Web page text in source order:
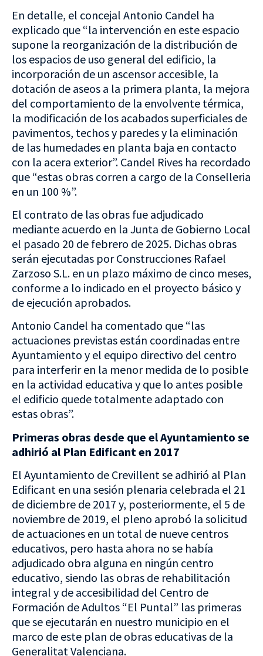
En detalle, el concejal Antonio Candel ha
explicado que “la intervención en este espacio
supone la reorganización de la distribución de
los espacios de uso general del edificio, la
incorporación de un ascensor accesible, la
dotación de aseos a la primera planta, la mejora
del comportamiento de la envolvente térmica,
la modificación de los acabados superficiales de
pavimentos, techos y paredes y la eliminación
de las humedades en planta baja en contacto
con la acera exterior”. Candel Rives ha recordado
que “estas obras corren a cargo de la Conselleria
en un 100 %”.
El contrato de las obras fue adjudicado
mediante acuerdo en la Junta de Gobierno Local
el pasado 20 de febrero de 2025. Dichas obras
serán ejecutadas por Construcciones Rafael
Zarzoso S.L. en un plazo máximo de cinco meses,
conforme a lo indicado en el proyecto básico y
de ejecución aprobados.
Antonio Candel ha comentado que “las
actuaciones previstas están coordinadas entre
Ayuntamiento y el equipo directivo del centro
para interferir en la menor medida de lo posible
en la actividad educativa y que lo antes posible
el edificio quede totalmente adaptado con
estas obras”.
Primeras obras desde que el Ayuntamiento se
adhirió al Plan Edificant en 2017
El Ayuntamiento de Crevillent se adhirió al Plan
Edificant en una sesión plenaria celebrada el 21
de diciembre de 2017 y, posteriormente, el 5 de
noviembre de 2019, el pleno aprobó la solicitud
de actuaciones en un total de nueve centros
educativos, pero hasta ahora no se había
adjudicado obra alguna en ningún centro
educativo, siendo las obras de rehabilitación
integral y de accesibilidad del Centro de
Formación de Adultos “El Puntal” las primeras
que se ejecutarán en nuestro municipio en el
marco de este plan de obras educativas de la
Generalitat Valenciana.